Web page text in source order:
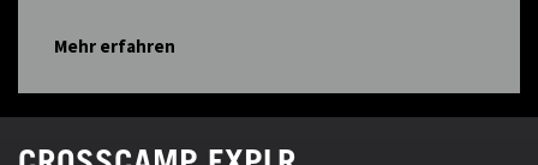
Mehr erfahren